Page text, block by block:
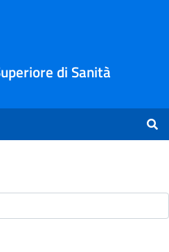
di Sanità
Ricerca -